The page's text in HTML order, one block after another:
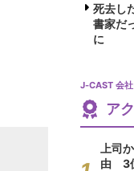
死去し
書家だ
に
J-CAST 会
ア
上司
由 3